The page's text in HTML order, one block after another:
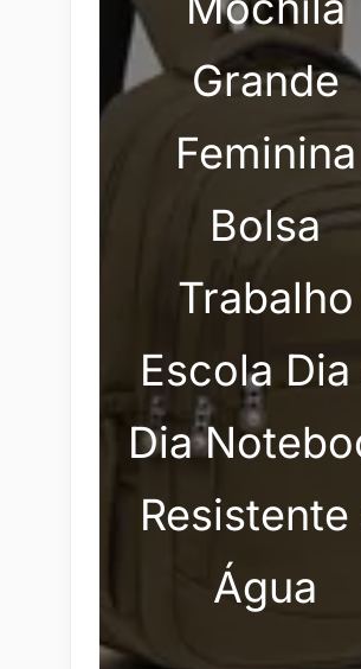
Grande
Feminina
Bolsa
Trabalho
Escola Dia
Dia
Resistente
Água